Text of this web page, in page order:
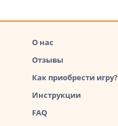
О нас
Отзывы
Как приобрести игру?
Инструкции
FAQ